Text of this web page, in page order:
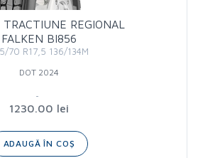
REGIONAL
FALKEN BI856
70 R17,5 136/134M
DOT 2024
1230.00 lei
ADAUGĂ ÎN COȘ